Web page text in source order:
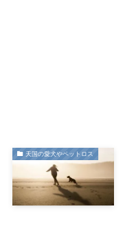
天国の愛犬やペットロス